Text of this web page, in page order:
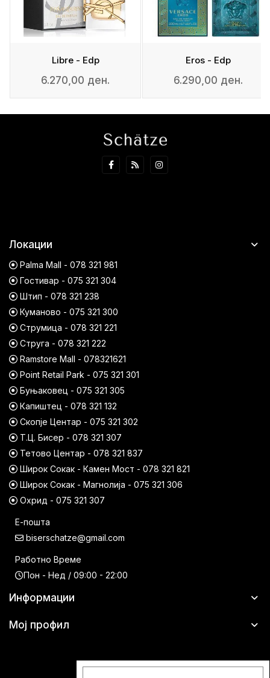
Libre - Edp
6.270,00 ден.
Eros - Edp
6.290,00 ден.
Локации
Palma Mall - 078 321 981
Гостивар - 075 321 304
Штип - 078 321 238
Куманово - 075 321 300
Струмица - 078 321 221
Струга - 078 321 222
Ramstore Mall - 078321621
Point Retail Park - 075 321 301
Буњаковец - 075 321 305
Капиштец - 078 321 132
Скопје Центар - 075 321 302
Т.Ц. Бисер - 078 321 307
Тетово Центар - 078 321 837
Широк Сокак - Камен Мост - 078 321 821
Широк Сокак - Магнолија - 075 321 306
Охрид - 075 321 307
Е-пошта
biserschatze@gmail.com
Работно Време
Пон - Нед / 09:00 - 22:00
Информации
Мој профил